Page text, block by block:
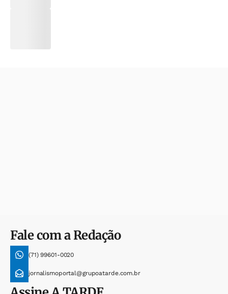
Fale com a Redação
(71) 99601-0020
jornalismoportal@grupoatarde.com.br